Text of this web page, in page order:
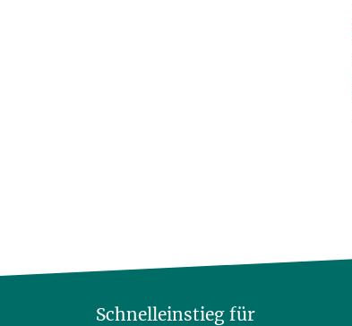
Schnelleinstieg für